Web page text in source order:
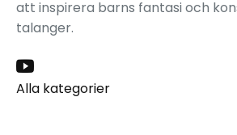
att inspirera barns fantasi och
talanger.
Alla kategorier